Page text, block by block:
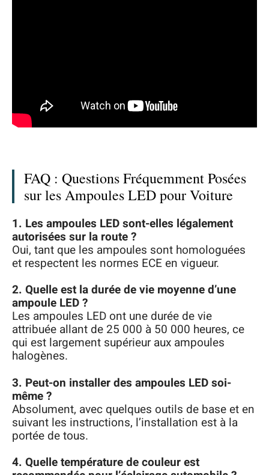
FAQ : Questions Fréquemment Posées
sur les Ampoules LED pour Voiture
1. Les ampoules LED sont-elles légalement
autorisées sur la route ?
Oui, tant que les ampoules sont homologuées
et respectent les normes ECE en vigueur.
2. Quelle est la durée de vie moyenne d’une
ampoule LED ?
Les ampoules LED ont une durée de vie
attribuée allant de 25 000 à 50 000 heures, ce
qui est largement supérieur aux ampoules
halogènes.
3. Peut-on installer des ampoules LED soi-
même ?
Absolument, avec quelques outils de base et en
suivant les instructions, l’installation est à la
portée de tous.
4. Quelle température de couleur est